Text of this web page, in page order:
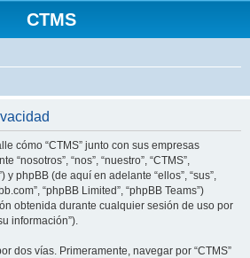
CTMS
cómo “CTMS” junto con sus empresas
“nosotros”, “nos”, “nuestro”, “CTMS”,
y phpBB (de aquí en adelante “ellos”, “sus”,
“phpBB Limited”, “phpBB Teams”)
obtenida durante cualquier sesión de uso por
información”).
dos vías. Primeramente, navegar por “CTMS”